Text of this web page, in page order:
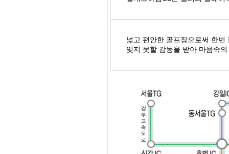
넓고 편안한 골프장으로써 한번
잊지 못할 감동을 받아 마음속